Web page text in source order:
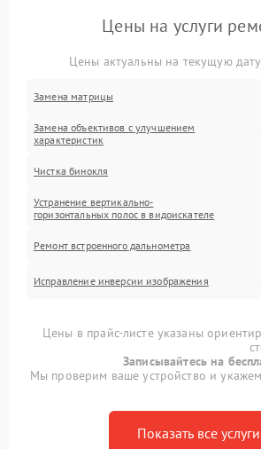
Цены на услуги
Цены актуальны на текущую
Замена матрицы
Замена объективов с улучшением
характеристик
Чистка бинокля
Устранение вертикально-
горизонтальных полос в видоискателе
Ремонт встроенного дальнометра
Исправление инверсии изображения
Цены в прайс-листе указаны
Записывайтесь на
Мы проверим ваше устройство и
Показать все услуги